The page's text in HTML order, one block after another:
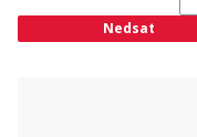
Nedsat